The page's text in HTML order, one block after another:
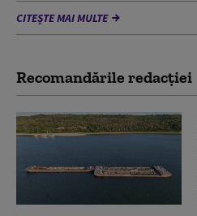
CITEȘTE MAI MULTE
Recomandările redacţiei